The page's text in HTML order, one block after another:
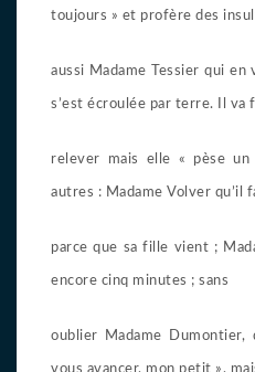
toujours » et profère des
aussi Madame Tessier qui
s’est écroulée par terre. Il va
relever mais elle « pèse
autres : Madame Volver qu’il
parce que sa fille vient ;
encore cinq minutes ; sans
oublier Madame